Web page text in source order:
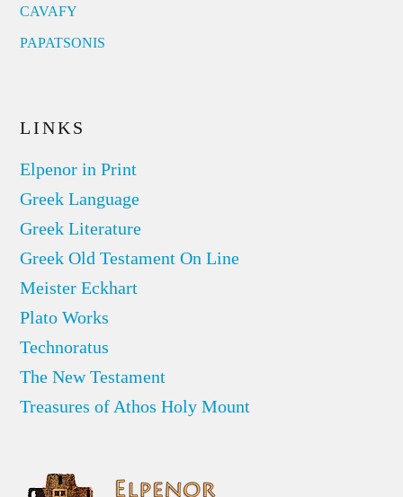
CAVAFY
PAPATSONIS
LINKS
Elpenor in Print
Greek Language
Greek Literature
Greek Old Testament On Line
Meister Eckhart
Plato Works
Technoratus
The New Testament
Treasures of Athos Holy Mount